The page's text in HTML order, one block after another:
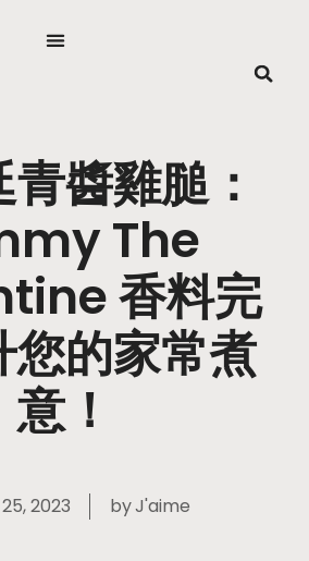
醬雞膇：
The
香料完
您的家常煮
意！
2023 byJ'aime